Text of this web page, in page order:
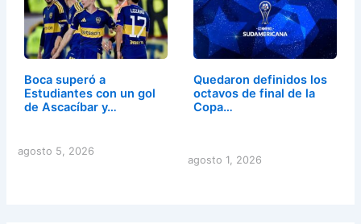
Boca superó a
Estudiantes con un gol
de Ascacíbar y…
agosto 5, 2026
Quedaron definidos los
octavos de final de la
Copa…
agosto 1, 2026